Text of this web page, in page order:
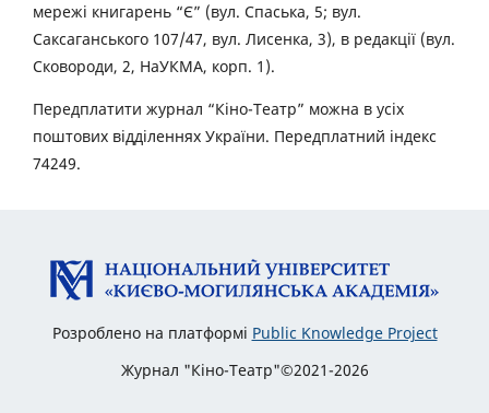
мережі книгарень “Є” (вул. Спаська, 5; вул.
Саксаганського 107/47, вул. Лисенка, 3), в редакції (вул.
Сковороди, 2, НаУКМА, корп. 1).
Передплатити журнал “Кіно-Театр” можна в усіх
поштових відділеннях України. Передплатний індекс
74249.
Розроблено на платформі Public Knowledge Project
Журнал "Кіно-Театр"©2021-2026